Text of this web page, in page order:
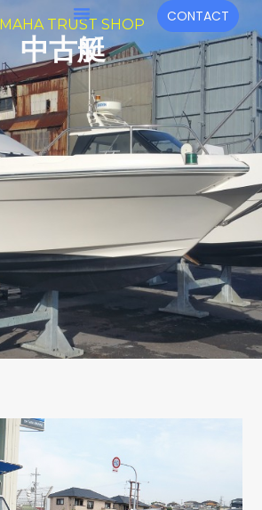
メ
ニ
ュ
ー
CONTACT
TRUST SHOP
中古艇